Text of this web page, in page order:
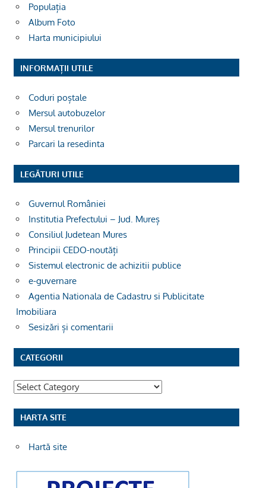
Populația
Album Foto
Harta municipiului
INFORMAȚII UTILE
Coduri poștale
Mersul autobuzelor
Mersul trenurilor
Parcari la resedinta
LEGĂTURI UTILE
Guvernul României
Institutia Prefectului – Jud. Mureș
Consiliul Judetean Mures
Principii CEDO-noutăți
Sistemul electronic de achizitii publice
e-guvernare
Agentia Nationala de Cadastru si Publicitate
Imobiliara
Sesizări și comentarii
CATEGORII
Categorii
HARTA SITE
Hartă site